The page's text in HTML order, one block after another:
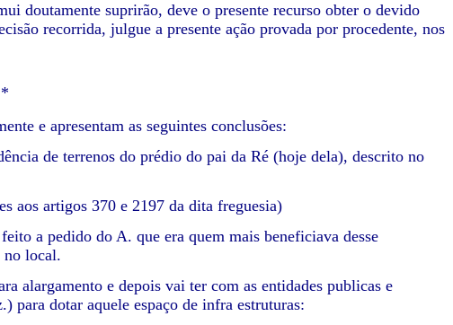
doutamente suprirão, deve o presente recurso obter o devido
recorrida, julgue a presente ação provada por procedente, nos
*
e apresentam as seguintes conclusões:
de terrenos do prédio do pai da Ré (hoje dela), descrito no
aos artigos 370 e 2197 da dita freguesia)
a pedido do A. que era quem mais beneficiava desse
no local.
alargamento e depois vai ter com as entidades publicas e
para dotar aquele espaço de infra estruturas: